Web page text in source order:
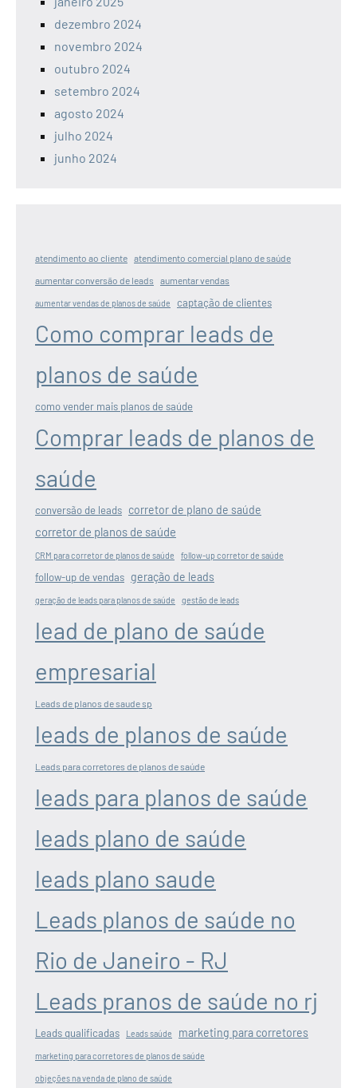
dezembro 2024
novembro 2024
outubro 2024
setembro 2024
agosto 2024
julho 2024
junho 2024
atendimento ao cliente atendimento comercial plano de saúde
aumentar conversão de leads
aumentar vendas
aumentar vendas de planos de saúde captação de clientes
Como comprar leads de
planos de saúde
como vender mais planos de saúde
Comprar leads de planos de
saúde
conversão de leads corretor de plano de saúde
corretor de planos de saúde
CRM para corretor de planos de saúde follow-up corretor de saúde
follow-up de vendas geração de leads
geração de leads para planos de saúde gestão de leads
lead de plano de saúde
empresarial
Leads de planos de saude sp
leads de planos de saúde
Leads para corretores de planos de saúde
leads para planos de saúde
leads plano de saúde
leads plano saude
Leads planos de saúde no
Rio de Janeiro - RJ
Leads pranos de saúde no rj
Leads qualificadas Leads saúde marketing para corretores
marketing para corretores de planos de saúde
objeções na venda de plano de saúde